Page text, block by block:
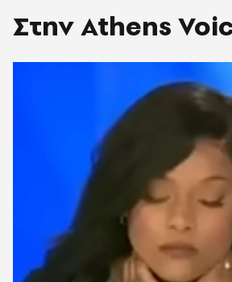
Στην Athens